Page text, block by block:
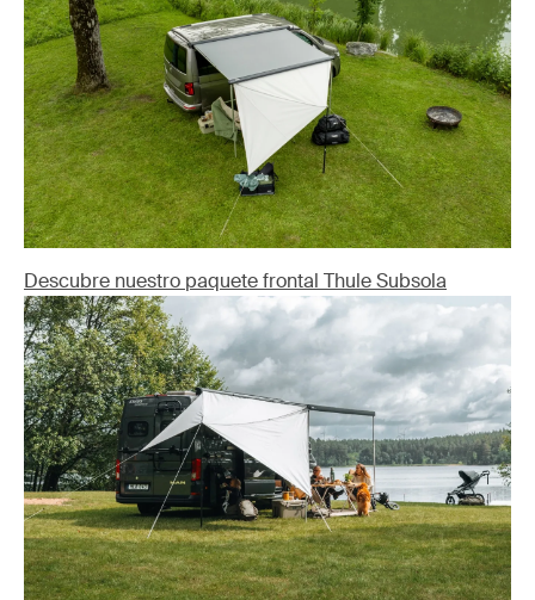
Descubre nuestro paquete frontal Thule Subsola